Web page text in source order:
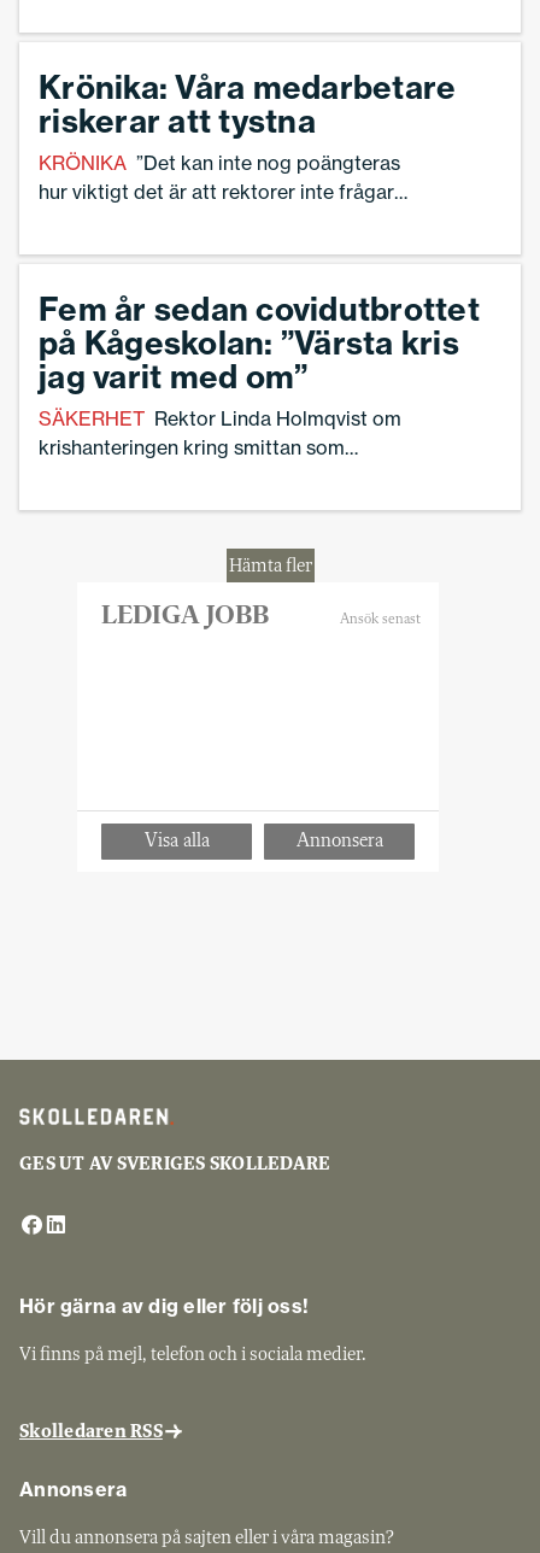
Krönika: Våra medarbetare
riskerar att tystna
KRÖNIKA ”Det kan inte nog poängteras
hur viktigt det är att rektorer inte frågar
journalister”, skriver Linnea Lindquist.
Fem år sedan covidutbrottet
på Kågeskolan: ”Värsta kris
jag varit med om”
SÄKERHET Rektor Linda Holmqvist om
krishanteringen kring smittan som
Hämta fler
GES UT AV SVERIGES SKOLLEDARE
Hör gärna av dig eller följ oss!
Vi finns på mejl, telefon och i sociala medier.
Skolledaren RSS
Annonsera
Vill du annonsera på sajten eller i våra magasin?